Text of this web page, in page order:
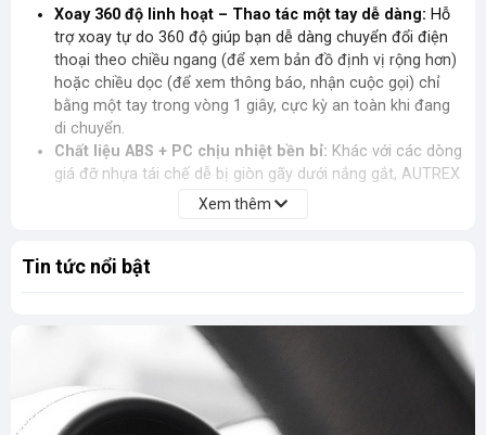
Xoay 360 độ linh hoạt – Thao tác một tay dễ dàng: Hỗ
trợ xoay tự do 360 độ giúp bạn dễ dàng chuyển đổi điện
thoại theo chiều ngang (để xem bản đồ định vị rộng hơn)
hoặc chiều dọc (để xem thông báo, nhận cuộc gọi) chỉ
bằng một tay trong vòng 1 giây, cực kỳ an toàn khi đang
di chuyển.
Chất liệu ABS + PC chịu nhiệt bền bỉ: Khác với các dòng
giá đỡ nhựa tái chế dễ bị giòn gãy dưới nắng gắt, AUTREX
sử dụng hỗn hợp chất liệu ABS + PC nguyên sinh cao cấp.
hay xỉn màu.
bám chắc chắn trên các bề mặt nhựa nhám taplo hoặc
kính thủy tinh. Khi cần tháo gỡ để thay đổi vị trí, lớp keo
hoàn toàn không để lại vết bẩn hay làm tróc bề mặt xe.
Kích thước nhỏ gọn, tương thích toàn diện:
tinh tế, tối giản, hoàn toàn không che khuất khe gió hay
Xem thêm
Tin tức nổi bật